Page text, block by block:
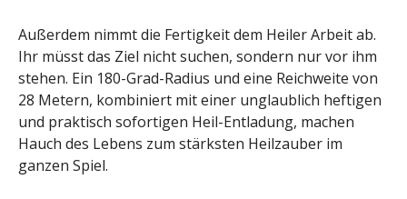
Außerdem nimmt die Fertigkeit dem Heiler Arbeit ab.
Ihr müsst das Ziel nicht suchen, sondern nur vor ihm
stehen. Ein 180-Grad-Radius und eine Reichweite von
28 Metern, kombiniert mit einer unglaublich heftigen
und praktisch sofortigen Heil-Entladung, machen
Hauch des Lebens zum stärksten Heilzauber im
ganzen Spiel.